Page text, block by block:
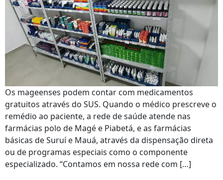
Os mageenses podem contar com medicamentos
gratuitos através do SUS. Quando o médico prescreve o
remédio ao paciente, a rede de saúde atende nas
farmácias polo de Magé e Piabetá, e as farmácias
básicas de Suruí e Mauá, através da dispensação direta
ou de programas especiais como o componente
especializado. “Contamos em nossa rede com […]